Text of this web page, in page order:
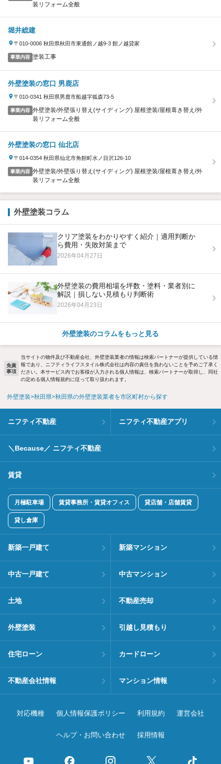
装リフォーム全般
堀井総建
〒010-0006 秋田県秋田市東通館ノ越9-3 館ノ越貸家
事業内容 塗装工事
外壁塗装の窓口 男鹿店
〒010-0341 秋田県男鹿市船越字狐森73-5
事業内容 外壁塗装/外壁張り替え(サイディング) 屋根塗装/屋根葺き替え/外
装リフォーム全般
外壁塗装の窓口 仙北店
〒014-0354 秋田県仙北市角館町水ノ目沢126-10
事業内容 外壁塗装/外壁張り替え(サイディング) 屋根塗装/屋根葺き替え/外
装リフォーム全般
外壁塗装コラム
クリア塗装をわかりやすく紹介｜適用判断か
ら費用・失敗対策まで
2026年04月27日
外壁塗装の費用相場を坪数・塗料・業者別に
解説｜損しない見積もり判断術
2026年04月23日
外壁塗装のコラムをもっと見る
免責
事項
当サイトの物件及び不動産会社、外壁塗装業者の情報は検索パートナーが提供している情
報であり、ニフティライフスタイル株式会社は内容の責任を負わないことを予めご了承く
ださい。本サービス内でお客様が入力される個人情報は、検索パートナーが取得し、同社
の定める個人情報規約に従って取り扱われます。
外壁塗装 秋田県 秋田県の外壁塗装業者を市区町村から探す
ニフティ不動産 ニフティ不動産アプリ
＼Because／ ニフティ不動産
賃貸
月極駐車場 賃貸事務所・賃貸オフィス 貸店舗・店舗賃貸
貸し倉庫
新築一戸建て 新築マンション
中古一戸建て 中古マンション
土地 不動産売却
外壁塗装 引越し見積もり
住宅ローン カードローン
不動産会社情報 マンション情報
対応機種 個人情報保護ポリシー 利用規約 運営会社
ヘルプ・お問い合わせ 採用情報